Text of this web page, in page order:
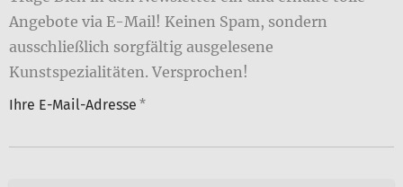
Angebote via E-Mail! Keinen Spam, sondern
ausschließlich sorgfältig ausgelesene
Kunstspezialitäten. Versprochen!
Ihre E-Mail-Adresse *